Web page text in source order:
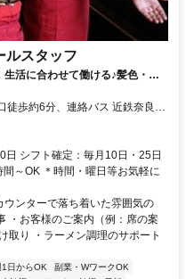
ルスタッフ
活に合わせて働ける♪髪色・髪
徒歩約6分、連絡バス 近鉄奈良徒
※車・バイク通勤は不可
シフト確定：毎月10日・25日
～OK ＊時間・曜日等お気軽に
ンターで落ち着いた雰囲気の
・お客様のご案内（例：席の案
取り ・ラーメン調理のサポート
1日からOK
副業・WワークOK